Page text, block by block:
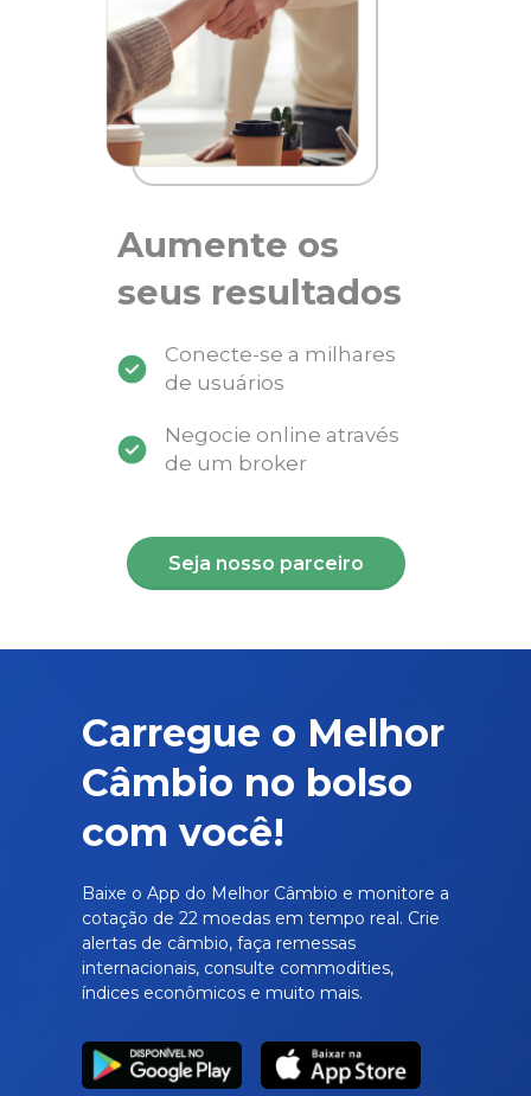
Aumente os
seus resultados
Conecte-se a milhares
de usuários
Negocie online através
de um broker
Seja nosso parceiro
Carregue o Melhor
Câmbio no bolso
com você!
Baixe o App do Melhor Câmbio e monitore a
cotação de 22 moedas em tempo real. Crie
alertas de câmbio, faça remessas
internacionais, consulte commodities,
índices econômicos e muito mais.